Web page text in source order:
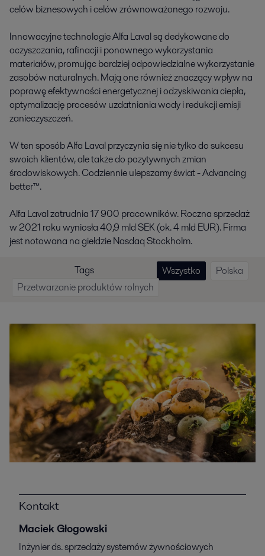
celów biznesowych i celów zrównoważonego rozwoju.
Innowacyjne technologie Alfa Laval są dedykowane do
oczyszczania, rafinacji i ponownego wykorzystania
materiałów, promując bardziej odpowiedzialne wykorzystanie
zasobów naturalnych. Mają one również znaczący wpływ na
poprawę efektywności energetycznej i odzyskiwania ciepła,
optymalizację procesów uzdatniania wody i redukcji emisji
zanieczyszczeń.
W ten sposób Alfa Laval przyczynia się nie tylko do sukcesu
swoich klientów, ale także do pozytywnych zmian
środowiskowych. Codziennie ulepszamy świat - Advancing
better™.
Alfa Laval zatrudnia 17 900 pracowników. Roczna sprzedaż
w 2021 roku wyniosła 40,9 mld SEK (ok. 4 mld EUR). Firma
jest notowana na giełdzie Nasdaq Stockholm.
Tags Wszystko
Polska
Przetwarzanie produktów rolnych
Kontakt
Maciek Głogowski
Inżynier ds. sprzedaży systemów żywnościowych